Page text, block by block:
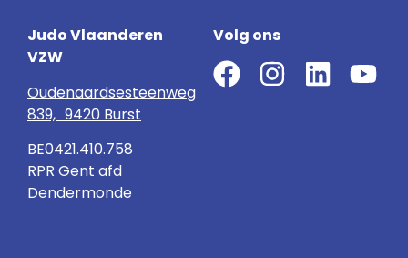
Judo Vlaanderen
VZW
Oudenaardsesteenweg
839, 9420 Burst
BE0421.410.758
RPR Gent afd
Dendermonde
Volg ons